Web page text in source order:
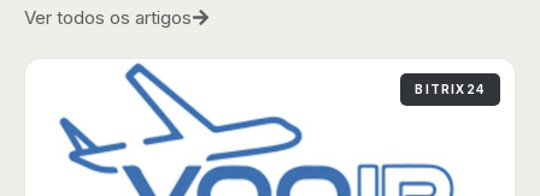
Ver todos os artigos
BITRIX24